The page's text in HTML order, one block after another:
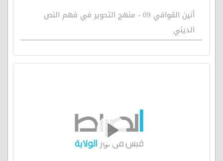
أنين القوافي 09 - منهج التحوير في فهم النص
الديني